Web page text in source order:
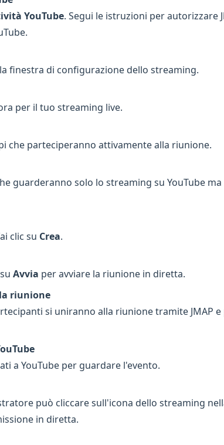
YouTube. Segui le istruzioni per autorizzare
finestra di configurazione dello streaming.
per il tuo streaming live.
che parteciperanno attivamente alla riunione.
guarderanno solo lo streaming su YouTube
clic su Crea.
Avvia per avviare la riunione in diretta.
riunione
si uniranno alla riunione tramite JMAP
a YouTube per guardare l'evento.
può cliccare sull'icona dello streaming
in diretta.